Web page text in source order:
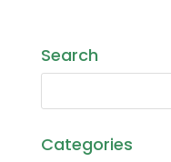
Search
Categories